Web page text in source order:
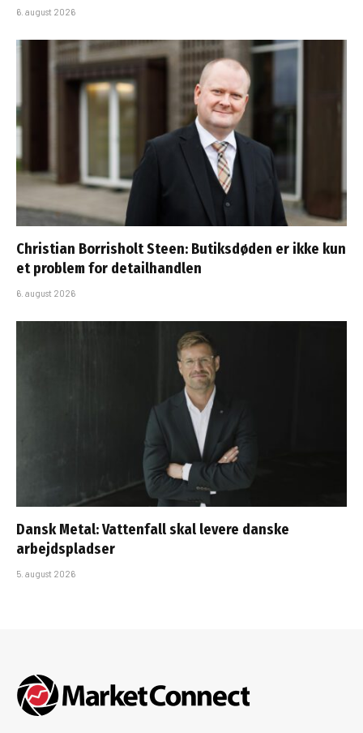
6. august 2026
Christian Borrisholt Steen: Butiksdøden er ikke kun
et problem for detailhandlen
6. august 2026
Dansk Metal: Vattenfall skal levere danske
arbejdspladser
5. august 2026